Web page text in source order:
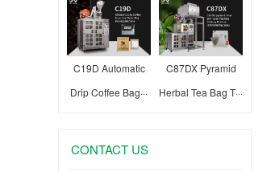
C19D Automatic
Drip Coffee Bag···
C87DX Pyramid
Herbal Tea Bag T···
CONTACT US